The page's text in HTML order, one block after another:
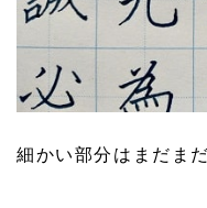
細かい部分はまだま